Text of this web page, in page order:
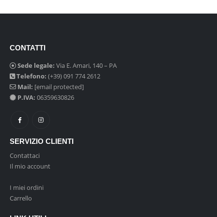
CONTATTI
Sede legale: Via E. Amari, 140 – PA
Telefono: (+39) 091 774 2612
Mail: [email protected]
P.IVA: 06359630826
SERVIZIO CLIENTI
Contattaci
Il mio account
I miei ordini
Carrello